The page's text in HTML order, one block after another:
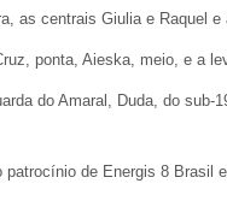
as centrais Giulia e Raquel
ponta, Aieska, meio, e a
do Amaral, Duda, do sub-
patrocínio de Energis 8 Brasil